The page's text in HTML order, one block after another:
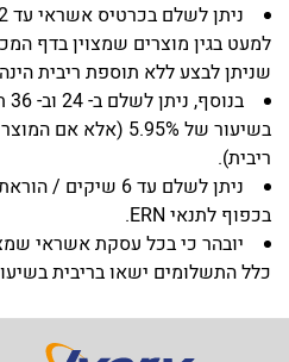
למעט בגין מוצרים שמצוין בדף
שניתן לבצע ללא תוספת ריבית
ריבית).
ניתן לשלם עד 6
בכפוף לתנאי ERN.
יובהר כי בכל עסקת אשראי
כלל התשלומים ישאו בריבית בשיעור של